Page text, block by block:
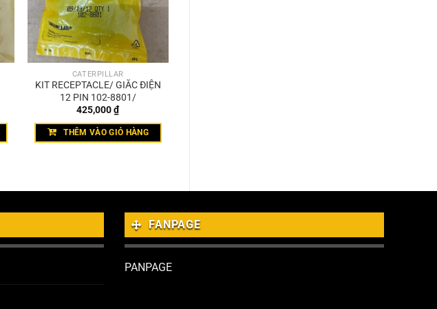
CATERPILLAR
KIT RECEPTACLE/ GIẮC ĐIỆN
12 PIN 102-8801/
425,000₫
THÊM VÀO GIỎ HÀNG
FANPAGE
PANPAGE